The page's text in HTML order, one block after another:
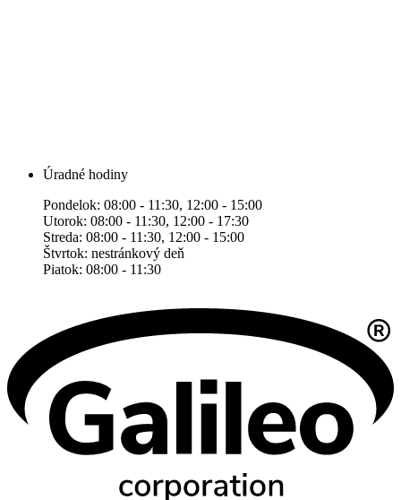
Úradné hodiny
Pondelok: 08:00 - 11:30, 12:00 - 15:00
Utorok: 08:00 - 11:30, 12:00 - 17:30
Streda: 08:00 - 11:30, 12:00 - 15:00
Štvrtok: nestránkový deň
Piatok: 08:00 - 11:30